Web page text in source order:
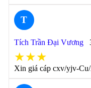
T
Tích Trần Đại Vương
★★★
Xin giá cáp cxv/yjv-